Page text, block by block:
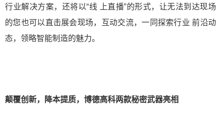
行业解决方案，还将以“线 上直播”的形式，让无法到达现场
的您也可以直击展会现场，互动交流，一同探索行业 前沿动
态，领略智能制造的魅力。
颠覆创新，降本提质，博德高科两款秘密武器亮相